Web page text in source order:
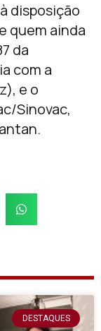
disposição
quem ainda
da
com a
e o
Sinovac,
DESTAQUES